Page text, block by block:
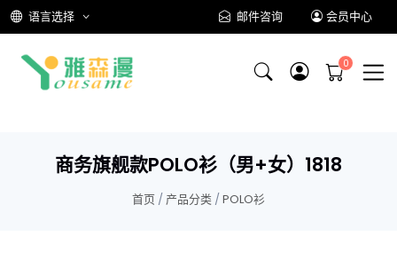
语言选择 邮件咨询 会员中心
商务旗舰款POLO衫（男+女）1818
首页 / 产品分类 / POLO衫